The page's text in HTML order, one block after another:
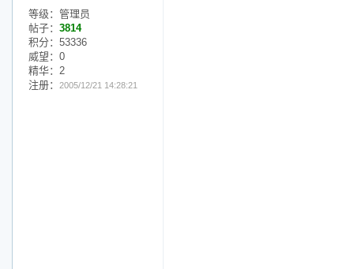
等级：管理员
帖子： 3814
积分：53336
威望：0
精华：2
注册：
2005/12/21 14:28:21